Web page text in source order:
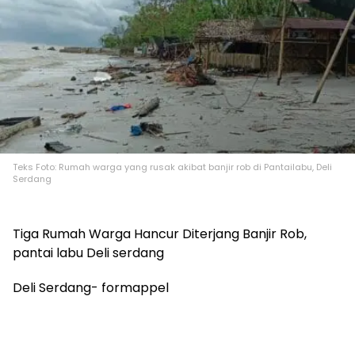
Teks Foto: Rumah warga yang rusak akibat banjir rob di Pantailabu, Deli
Serdang
Tiga Rumah Warga Hancur Diterjang Banjir Rob,
pantai labu Deli serdang
Deli Serdang- formappel